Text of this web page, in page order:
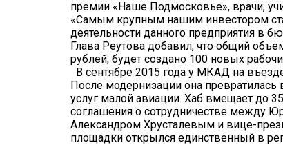
премии «Наше Подмосковье», врачи,
«Самым крупным нашим инвестором
деятельности данного предприятия в
Глава Реутова добавил, что общий
рублей, будет создано 100 новых
В сентябре 2015 года у МКАД на
После модернизации она
услуг малой авиации. Хаб вмещает до
соглашения о сотрудничестве между
Александром Хрусталевым и вице-
площадки открылся единственный в